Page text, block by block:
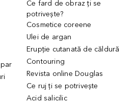
Ce fard de obraz ți se
potrivește?
Cosmetice coreene
Ulei de argan
Erupție cutanată de căldură
Contouring
Revista online Douglas
Ce ruj ți se potrivește
Acid salicilic